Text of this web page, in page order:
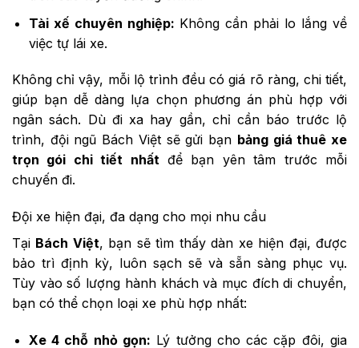
Tài xế chuyên nghiệp: Không cần phải lo lắng về
việc tự lái xe.
Không chỉ vậy, mỗi lộ trình đều có giá rõ ràng, chi tiết,
giúp bạn dễ dàng lựa chọn phương án phù hợp với
ngân sách. Dù đi xa hay gần, chỉ cần báo trước lộ
trình, đội ngũ Bách Việt sẽ gửi bạn bảng giá thuê xe
trọn gói chi tiết nhấtđể bạn yên tâm trước mỗi
chuyến đi.
Đội xe hiện đại, đa dạng cho mọi nhu cầu
Tại Bách Việt, bạn sẽ tìm thấy dàn xe hiện đại, được
bảo trì định kỳ, luôn sạch sẽ và sẵn sàng phục vụ.
Tùy vào số lượng hành khách và mục đích di chuyển,
bạn có thể chọn loại xe phù hợp nhất:
Xe 4 chỗ nhỏ gọn: Lý tưởng cho các cặp đôi, gia